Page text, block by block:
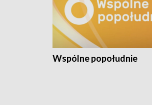
Wspólne popołudnie